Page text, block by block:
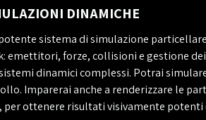
DINAMICHE
sistema di simulazione
emettitori, forze, collisioni e gestione
dinamici complessi. Potrai
Imparerai anche a renderizzare le
per ottenere risultati visivamente potenti